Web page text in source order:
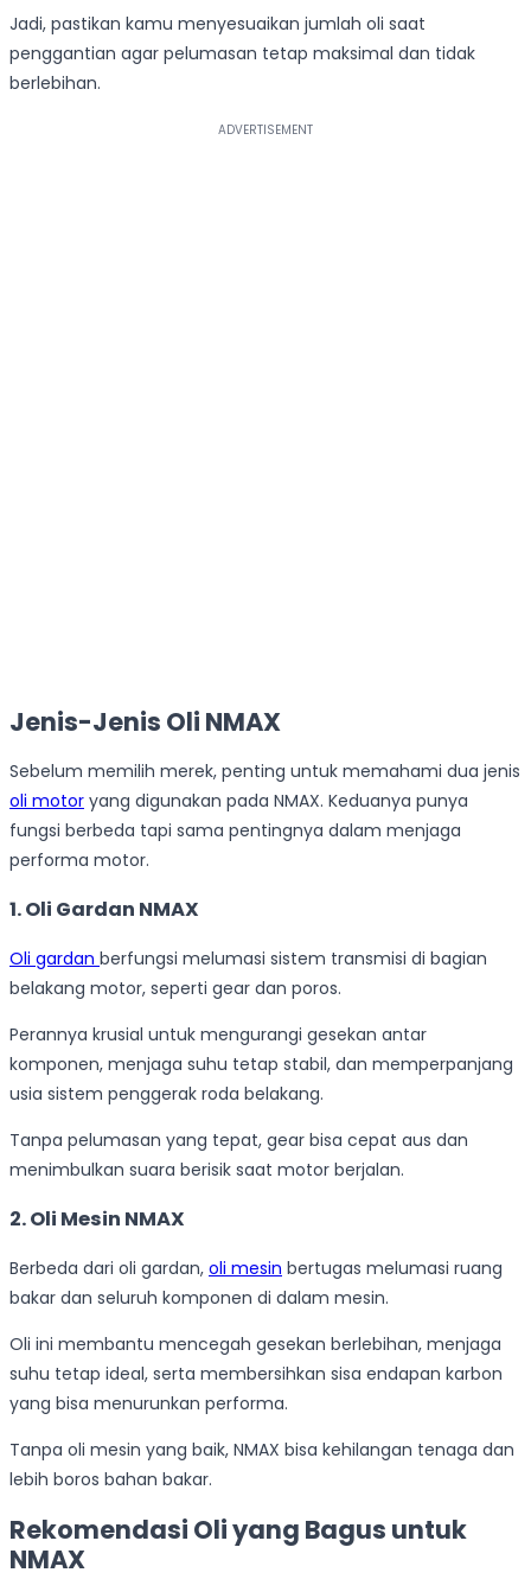
Jadi, pastikan kamu menyesuaikan jumlah oli saat
penggantian agar pelumasan tetap maksimal dan tidak
berlebihan.
Jenis-Jenis Oli NMAX
Sebelum memilih merek, penting untuk memahami dua jenis
oli motor yang digunakan pada NMAX. Keduanya punya
fungsi berbeda tapi sama pentingnya dalam menjaga
performa motor.
1. Oli Gardan NMAX
Oli gardan berfungsi melumasi sistem transmisi di bagian
belakang motor, seperti gear dan poros.
Perannya krusial untuk mengurangi gesekan antar
komponen, menjaga suhu tetap stabil, dan memperpanjang
usia sistem penggerak roda belakang.
Tanpa pelumasan yang tepat, gear bisa cepat aus dan
menimbulkan suara berisik saat motor berjalan.
2. Oli Mesin NMAX
Berbeda dari oli gardan, oli mesin bertugas melumasi ruang
bakar dan seluruh komponen di dalam mesin.
Oli ini membantu mencegah gesekan berlebihan, menjaga
suhu tetap ideal, serta membersihkan sisa endapan karbon
yang bisa menurunkan performa.
Tanpa oli mesin yang baik, NMAX bisa kehilangan tenaga dan
lebih boros bahan bakar.
Rekomendasi Oli yang Bagus untuk
NMAX